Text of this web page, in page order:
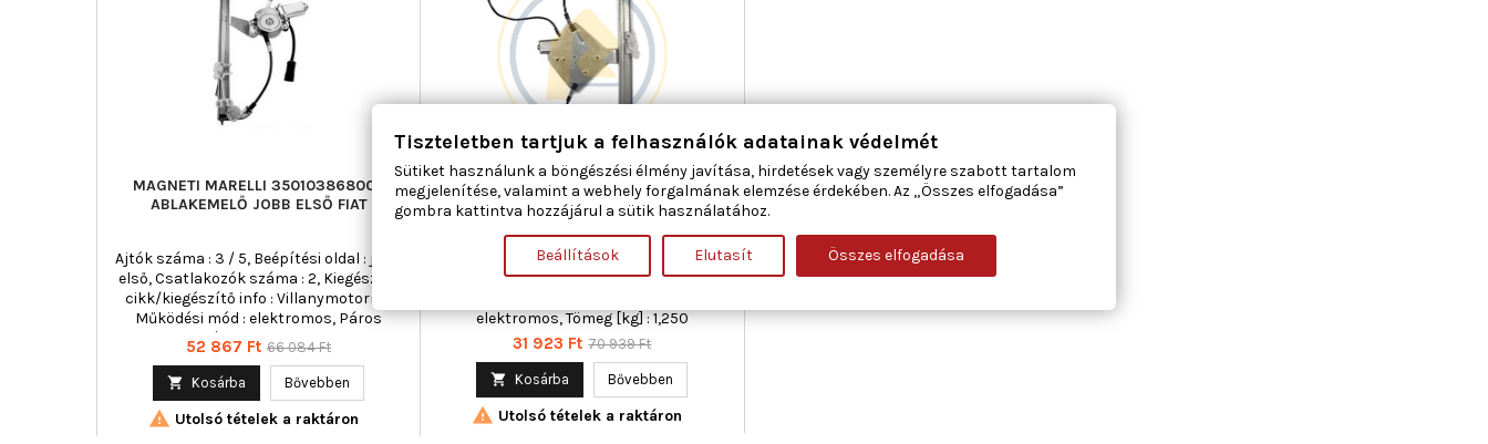
MAGNETI MARELLI 350103868000
ABLAKEMELŐ JOBB ELSŐ FIAT
Ajtók száma : 3 / 5, Beépítési oldal : jobb
első, Csatlakozók száma : 2, Kiegészítő
cikk/kiegészítő info : Villanymotorral,
Működési mód : elektromos, Páros
cikkszám : 350103867000
Ár
52 867 Ft Normál
66 084 Ft
 Kosárba Bővebben
 Utolsó tételek a raktáron
AC ROLCAR 01.1354 ABLAKEMELŐ JOBB
ELSŐ FIAT
Ajtók száma : 2, Beépítési oldal : jobb első,
Kiegészítő cikk/kiegészítő info :
elektromos, Tömeg [kg] : 1,250
Ár
31 923 Ft Normál
70 939 Ft
 Kosárba Bővebben
 Utolsó tételek a raktáron
Tiszteletben tartjuk a felhasználók adatainak védelmét
Sütiket használunk a böngészési élmény javítása, hirdetések vagy személyre szabott tartalom
megjelenítése, valamint a webhely forgalmának elemzése érdekében. Az „Összes elfogadása”
gombra kattintva hozzájárul a sütik használatához.
Beállítások Elutasít Összes elfogadása